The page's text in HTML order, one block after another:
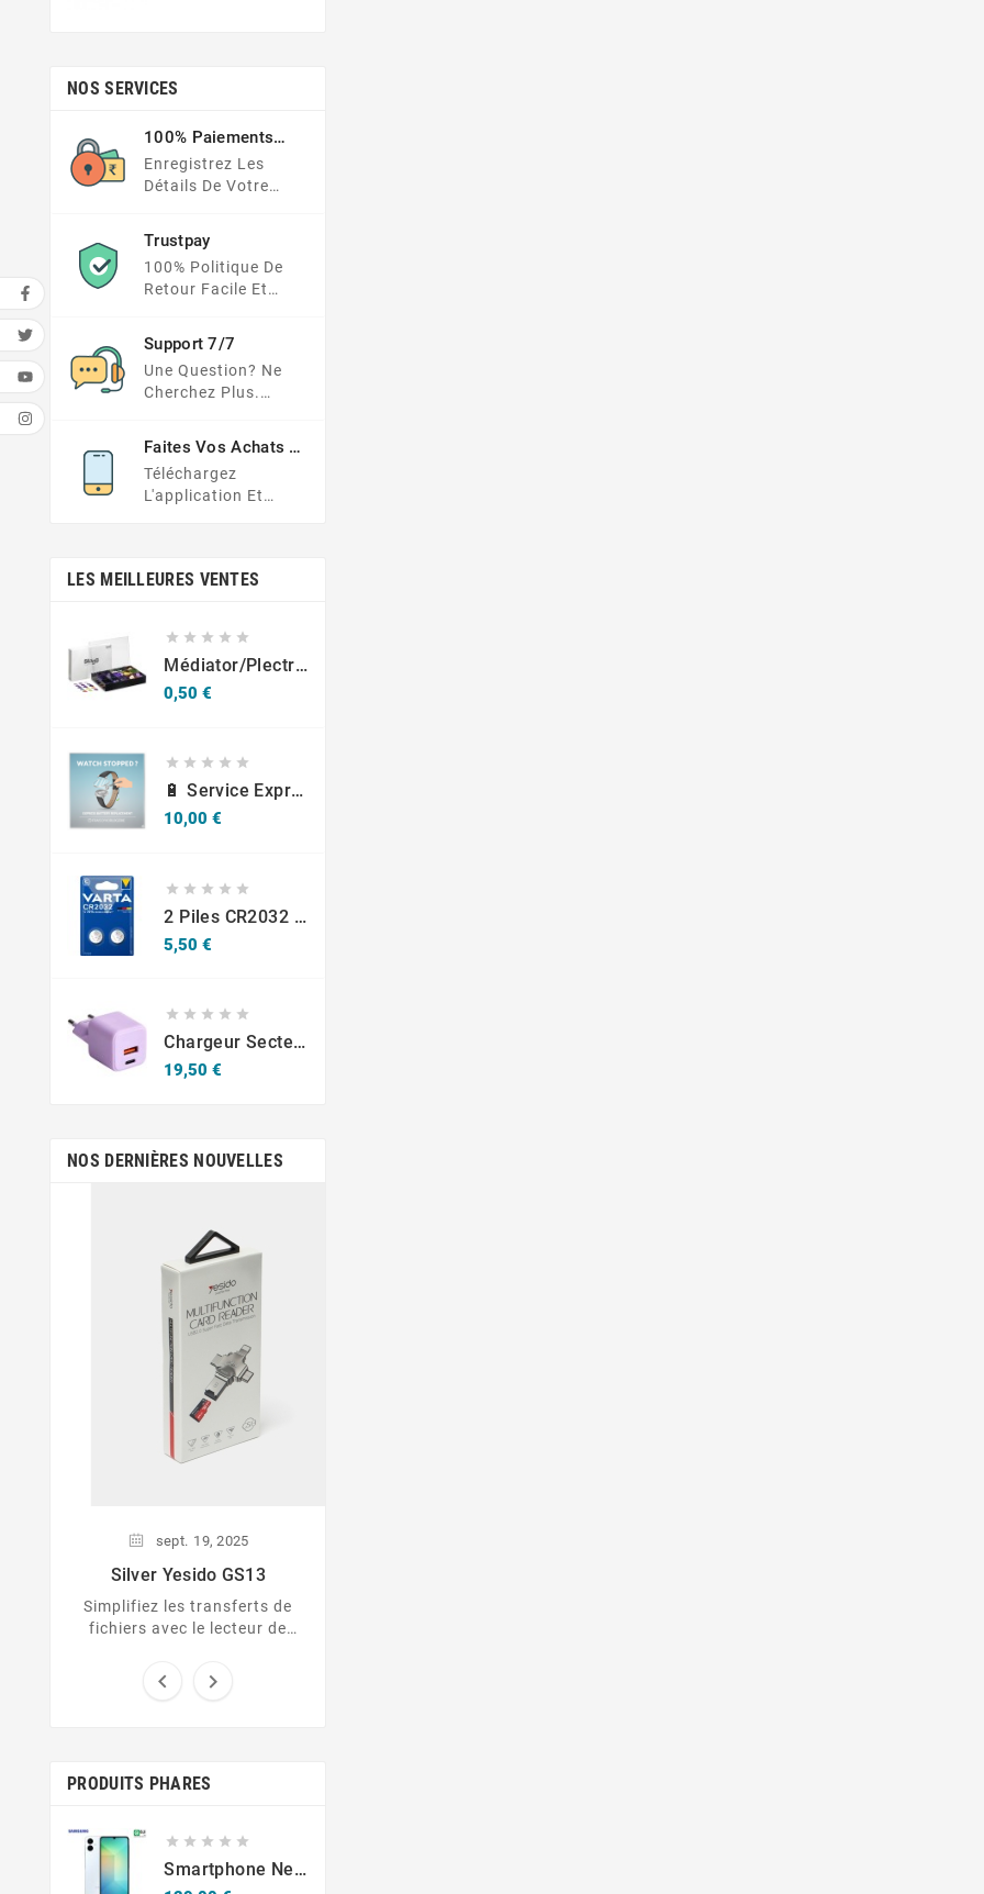
NOS SERVICES
100% Paiements
Sécurisés
Enregistrez Les
Détails De Votre
Plus Sécurisé
Trustpay
100% Politique De
Retour Facile Et
Support 7/7
Une Question? Ne
Cherchez Plus.
Demande Ici
Faites Vos Achats En
Déplacement
Téléchargez
L'application Et
LES MEILLEURES VENTES
    
Médiator/plectre En Nylon S, Ruby S Ou Touch L - STAGG PBOX10
0,50 €
    
🔋 Service Express : Remplacement De Piles D'Horlogerie
10,00 €
    
2 Piles CR2032 Varta Bouton Lithium 3V
5,50 €
    
Chargeur Secteur Rapide USB-A 18W QC / USB-C 30W PD Compact GaN
19,50 €
NOS DERNIÈRES NOUVELLES
sept. 19, 2025
Silver Yesido GS13
Simplifiez les transferts de
fichiers avec le lecteur de
GS13 !
 
PRODUITS PHARES
    
Smartphone Neuf Samsung Galaxy A06 A065 4/64Go NON EU Bleu Clair